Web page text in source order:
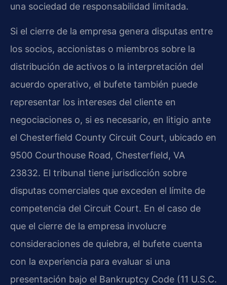
una sociedad de responsabilidad limitada.
Si el cierre de la empresa genera disputas entre
los socios, accionistas o miembros sobre la
distribución de activos o la interpretación del
acuerdo operativo, el bufete también puede
representar los intereses del cliente en
negociaciones o, si es necesario, en litigio ante
el Chesterfield County Circuit Court, ubicado en
9500 Courthouse Road, Chesterfield, VA
23832. El tribunal tiene jurisdicción sobre
disputas comerciales que exceden el límite de
competencia del Circuit Court. En el caso de
que el cierre de la empresa involucre
consideraciones de quiebra, el bufete cuenta
con la experiencia para evaluar si una
presentación bajo el Bankruptcy Code (11 U.S.C.